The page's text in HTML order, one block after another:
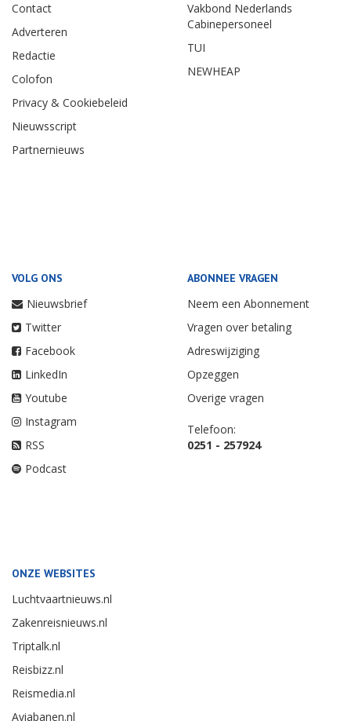
Contact
Adverteren
Redactie
Colofon
Privacy & Cookiebeleid
Nieuwsscript
Partnernieuws
Vakbond Nederlands
Cabinepersoneel
TUI
NEWHEAP
VOLG ONS
Nieuwsbrief
Twitter
Facebook
LinkedIn
Youtube
Instagram
RSS
Podcast
ABONNEE VRAGEN
Neem een Abonnement
Vragen over betaling
Adreswijziging
Opzeggen
Overige vragen
Telefoon:
0251 - 257924
ONZE WEBSITES
Luchtvaartnieuws.nl
Zakenreisnieuws.nl
Triptalk.nl
Reisbizz.nl
Reismedia.nl
Aviabanen.nl